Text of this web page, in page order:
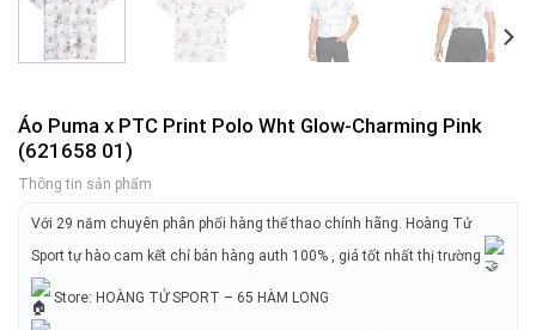
Áo Puma x PTC Print Polo Wht Glow-Charming Pink
(621658 01)
Thông tin sản phẩm
Với 29 năm chuyên phân phối hàng thể thao chính hãng. Hoàng Tử
Sport tự hào cam kết chỉ bán hàng auth 100% , giá tốt nhất thị trường
Store: HOÀNG TỬ SPORT – 65 HÀM LONG